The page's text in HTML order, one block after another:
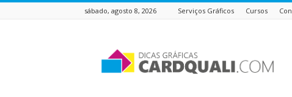
sábado, agosto 8, 2026 Serviços Gráficos Cursos
Gráficas
do